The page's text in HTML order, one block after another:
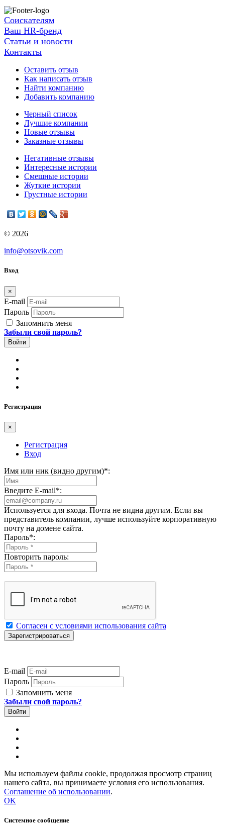
Соискателям
Ваш HR-бренд
Статьи и новости
Контакты
Оставить отзыв
Как написать отзыв
Найти компанию
Добавить компанию
Черный список
Лучшие компании
Новые отзывы
Заказные отзывы
Негативные отзывы
Интересные истории
Смешные истории
Жуткие истории
Грустные истории
© 2026
info@otsovik.com
Вход
×
E-mail
Пароль
Запомнить меня
Забыли свой пароль?
Регистрация
×
Регистрация
Вход
Имя или ник (видно другим)*:
Введите E-mail*:
Используется для входа. Почта не видна другим. Если вы
представитель компании, лучше используйте корпоративную
почту на домене сайта.
Пароль*:
Повторить пароль:
Согласен с условиями использования сайта
E-mail
Пароль
Запомнить меня
Забыли свой пароль?
Мы используем файлы cookie, продолжая просмотр страниц
нашего сайта, вы принимаете условия его использования.
Соглашение об использовании.
OK
Системное сообщение